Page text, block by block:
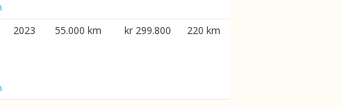
2023 55.000 km kr 299.800 220 km